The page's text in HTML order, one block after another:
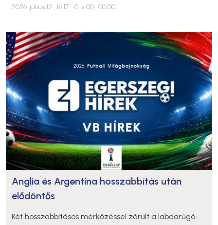
2026. július 12., 16:17 - 0. x 00., 00:00
Anglia és Argentína hosszabbítás után
elődöntős
Két hosszabbításos mérkőzéssel zárult a labdarúgó-